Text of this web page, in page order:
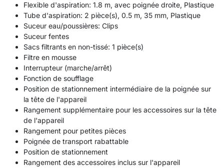
Flexible d'aspiration: 1.8 m, avec poignée droite, Plastique
Tube d'aspiration: 2 pièce(s), 0.5 m, 35 mm, Plastique
Suceur eau/poussières: Clips
Suceur fentes
Sacs filtrants en non-tissé: 1 pièce(s)
Filtre en mousse
Interrupteur (marche/arrêt)
Fonction de soufflage
Position de stationnement intermédiaire de la poignée sur
la tête de l'appareil
Rangement supplémentaire pour les accessoires sur la tête
de l'appareil
Rangement pour petites pièces
Poignée de transport rabattable
Position de stationnement
Rangement des accessoires inclus sur l'appareil